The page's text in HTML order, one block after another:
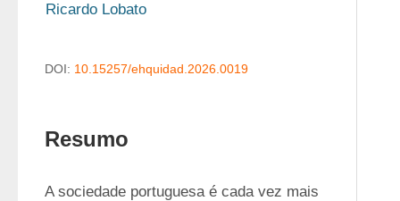
Ricardo Lobato
DOI: 10.15257/ehquidad.2026.0019
Resumo
A sociedade portuguesa é cada vez mais